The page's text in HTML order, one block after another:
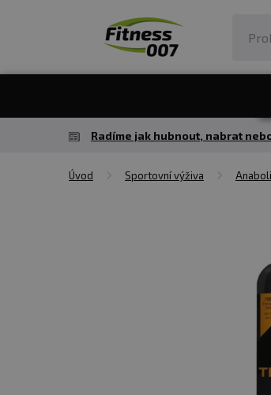
Radíme jak hubnout, nabrat
Úvod Sportovní výživa